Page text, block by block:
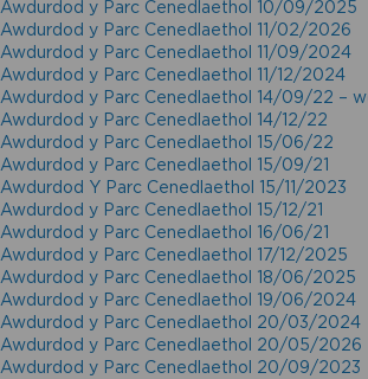
Awdurdod y Parc Cenedlaethol 10/09/2025
Awdurdod y Parc Cenedlaethol 11/02/2026
Awdurdod y Parc Cenedlaethol 11/09/2024
Awdurdod y Parc Cenedlaethol 11/12/2024
Awdurdod y Parc Cenedlaethol 14/09/22 –
Awdurdod y Parc Cenedlaethol 14/12/22
Awdurdod y Parc Cenedlaethol 15/06/22
Awdurdod y Parc Cenedlaethol 15/09/21
Awdurdod Y Parc Cenedlaethol 15/11/2023
Awdurdod y Parc Cenedlaethol 15/12/21
Awdurdod y Parc Cenedlaethol 16/06/21
Awdurdod y Parc Cenedlaethol 17/12/2025
Awdurdod y Parc Cenedlaethol 18/06/2025
Awdurdod y Parc Cenedlaethol 19/06/2024
Awdurdod y Parc Cenedlaethol 20/03/2024
Awdurdod y Parc Cenedlaethol 20/05/2026
Awdurdod y Parc Cenedlaethol 20/09/2023